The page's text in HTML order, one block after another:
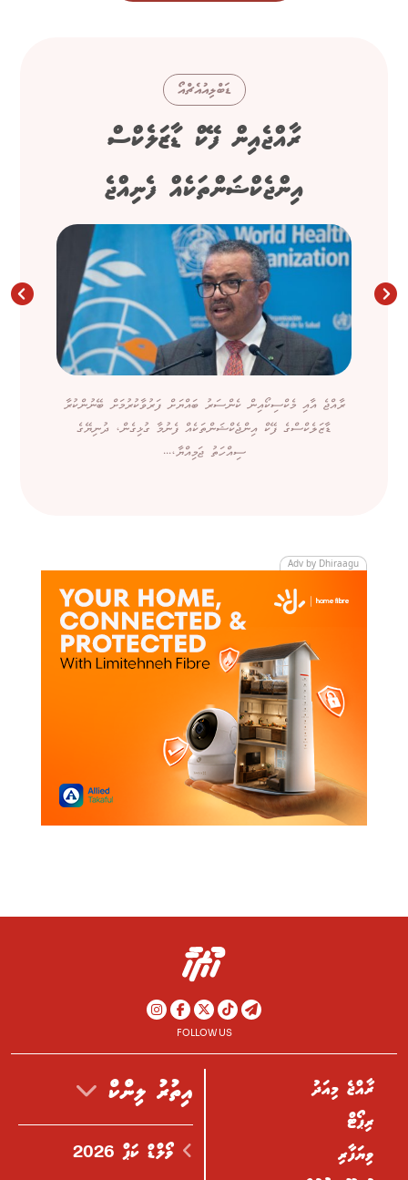
ޑަބްލިއުއެޗްއޯ
ރާއްޖެއިން ފޭކް ޑާޒަލެކްސް
އިންޖެކްޝަންތަކެއް ފެނިއްޖެ
ރާއްޖެ އާއި މެކްސިކޯއިން ކެންސަރު ބައްޔަށް ފަރުވާކުރުމަށް ބޭނުންކުރާ
ޑާޒަލެކްސްގެ ފޭކް އިންޖެކްޝަންތަކެއް ފެނުމާ ގުޅިގެން، ދުނިޔޭގެ
ސިއްހަތު ޖަމިއްޔާ،...
Adv by Dhiraagu
FOLLOW US
ރާއްޖެ މިއަދު
ރިޕޯޓް
ވިޔަފާރި
އިތުރު ލިންކް
ވޯލްޑް ކަޕް 2026